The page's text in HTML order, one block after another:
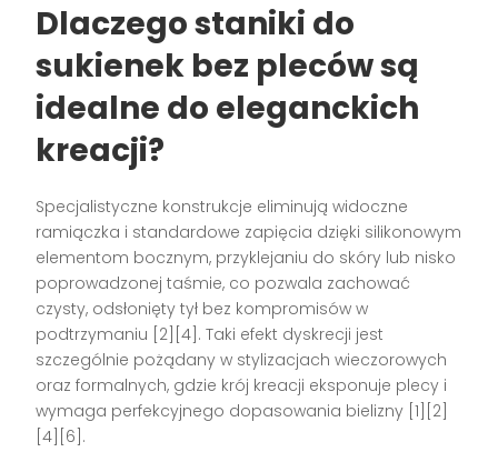
Dlaczego staniki do
sukienek bez pleców są
idealne do eleganckich
kreacji?
Specjalistyczne konstrukcje eliminują widoczne
ramiączka i standardowe zapięcia dzięki silikonowym
elementom bocznym, przyklejaniu do skóry lub nisko
poprowadzonej taśmie, co pozwala zachować
czysty, odsłonięty tył bez kompromisów w
podtrzymaniu [2][4]. Taki efekt dyskrecji jest
szczególnie pożądany w stylizacjach wieczorowych
oraz formalnych, gdzie krój kreacji eksponuje plecy i
wymaga perfekcyjnego dopasowania bielizny [1][2]
[4][6].